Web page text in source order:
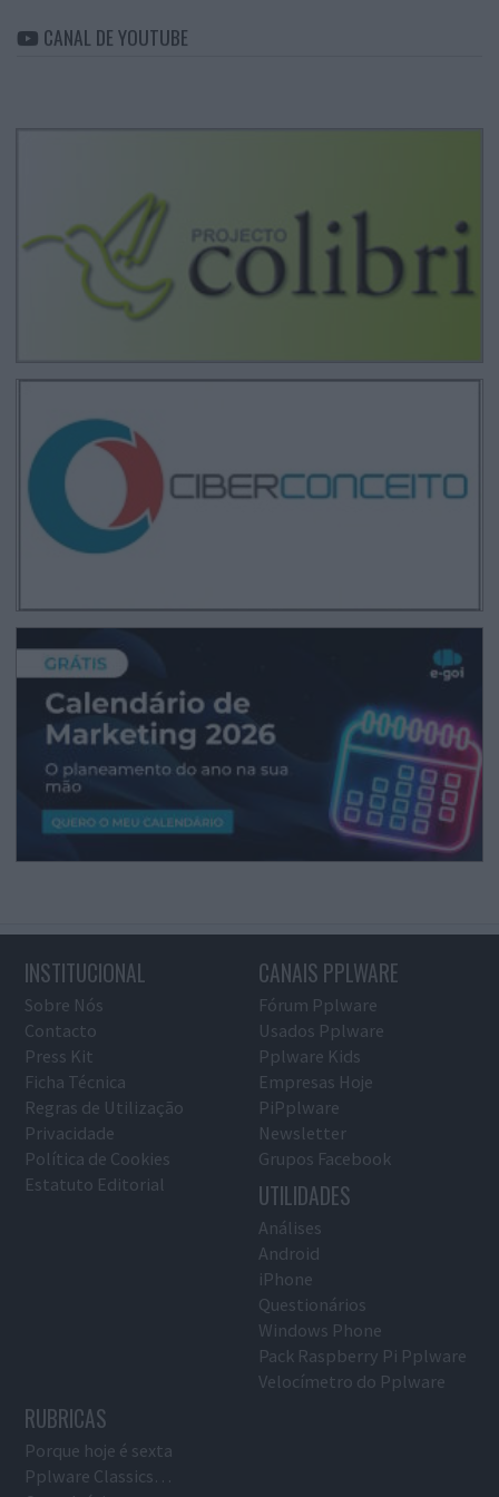
CANAL DE YOUTUBE
INSTITUCIONAL
Sobre Nós
Contacto
Press Kit
Ficha Técnica
Regras de Utilização
Privacidade
Política de Cookies
Estatuto Editorial
CANAIS PPLWARE
Fórum Pplware
Usados Pplware
Pplware Kids
Empresas Hoje
PiPplware
Newsletter
Grupos Facebook
UTILIDADES
Análises
Android
iPhone
Questionários
Windows Phone
Pack Raspberry Pi Pplware
Velocímetro do Pplware
RUBRICAS
Porque hoje é sexta
Pplware Classics…